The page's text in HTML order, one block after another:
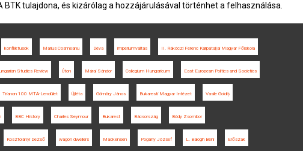
tulajdona, és kizárólag a hozzájárulásával történhet a felhasználása.
konfliktusok Marius Cosmeanu Déva impériumváltás II. Rákóczi Ferenc Kárpátaljai Magyar Főiskola
Studies Review Úton Márai Sándor Collegium Hungaricum East European Politics and Societies
Trianon 100 MTA-Lendület Újléta Gömöry János Bukaresti Magyar Intézet Vasile Goldiș
BBC History Charles Seymour Bukarest Bácsország Bódy Zsombor
Kosztolányi Dezső wagon dwellers Mackensen Pogány József L. Balogh Béni Erőszak